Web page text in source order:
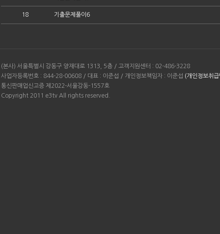
18 기출문제풀이6
(본사) 서울특별시 강동구 양재대로 1313, 5층 / 고객지원센터 : 02-486-3228
사업자등록번호 : 844-28-00608 / 대표 : 이준섭 / 개인정보책임자 : 이준섭 (개인정보취
통신판매업신고증 제2022-서울강동-1557호
Copyright 2011 e3tv All rights reserved.